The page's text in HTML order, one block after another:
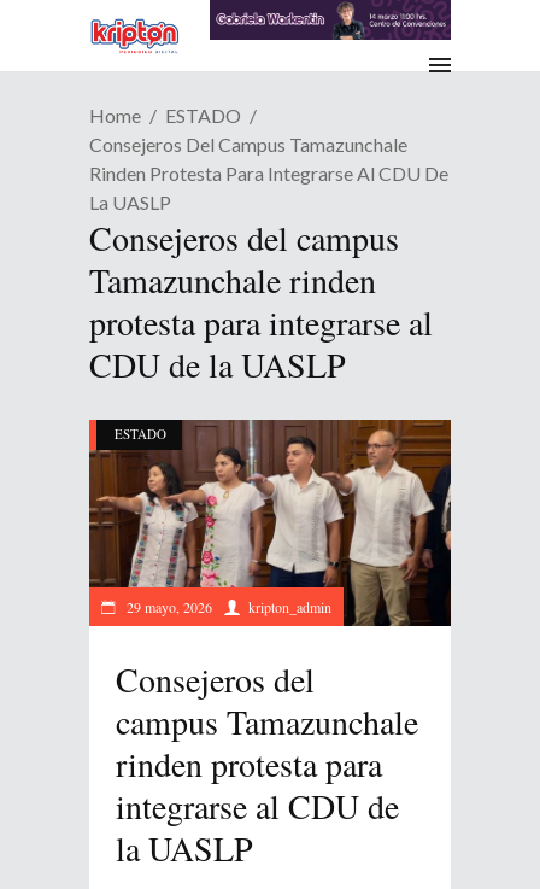
Home
ESTADO
Consejeros Del Campus Tamazunchale
Rinden Protesta Para Integrarse Al CDU De
La UASLP
Consejeros del campus
Tamazunchale rinden
protesta para integrarse al
CDU de la UASLP
ESTADO
29 mayo, 2026 kripton_admin
Consejeros del
campus Tamazunchale
rinden protesta para
integrarse al CDU de
la UASLP